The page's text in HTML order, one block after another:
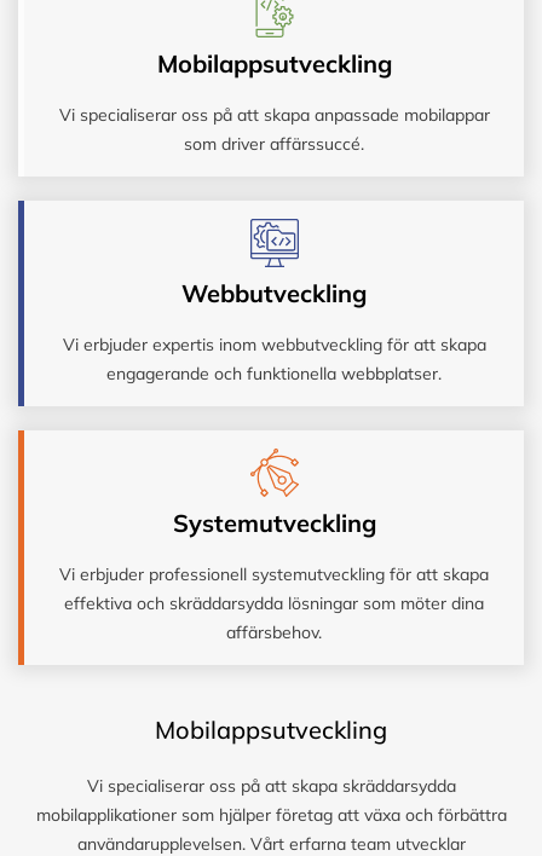
Mobilappsutveckling
Vi specialiserar oss på att skapa anpassade mobilappar
som driver affärssuccé.
Webbutveckling
Vi erbjuder expertis inom webbutveckling för att skapa
engagerande och funktionella webbplatser.
Systemutveckling
Vi erbjuder professionell systemutveckling för att skapa
effektiva och skräddarsydda lösningar som möter dina
affärsbehov.
Mobilappsutveckling
Vi specialiserar oss på att skapa skräddarsydda
mobilapplikationer som hjälper företag att växa och förbättra
användarupplevelsen. Vårt erfarna team utvecklar